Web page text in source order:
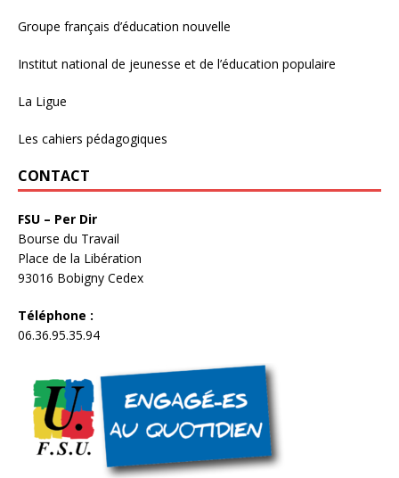
Groupe français d’éducation nouvelle
Institut national de jeunesse et de l’éducation populaire
La Ligue
Les cahiers pédagogiques
CONTACT
FSU – Per Dir
Bourse du Travail
Place de la Libération
93016 Bobigny Cedex
Téléphone :
06.36.95.35.94